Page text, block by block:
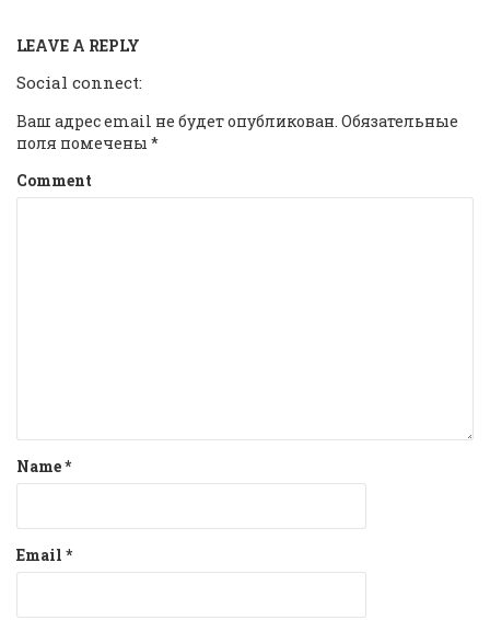
LEAVE A REPLY
Social connect:
Ваш адрес email не будет опубликован. Обязательные
поля помечены *
Comment
Name*
Email *